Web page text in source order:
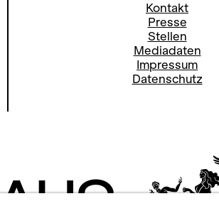
Kontakt
Presse
Stellen
Mediadaten
Impressum
Datenschutz